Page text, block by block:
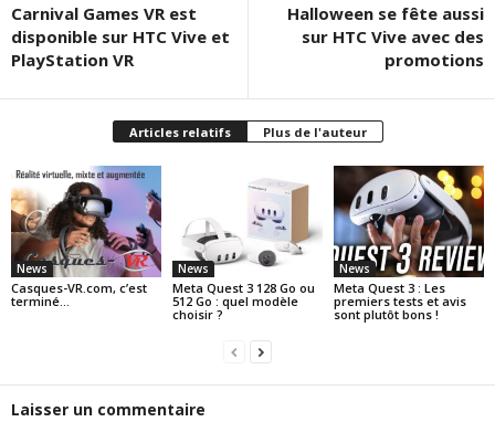
Carnival Games VR est
disponible sur HTC Vive et
PlayStation VR
Halloween se fête aussi
sur HTC Vive avec des
promotions
Articles relatifs Plus de l'auteur
News
Casques-VR.com, c’est
terminé…
News
Meta Quest 3 128 Go ou
512 Go : quel modèle
choisir ?
News
Meta Quest 3 : Les
premiers tests et avis
sont plutôt bons !
Laisser un commentaire